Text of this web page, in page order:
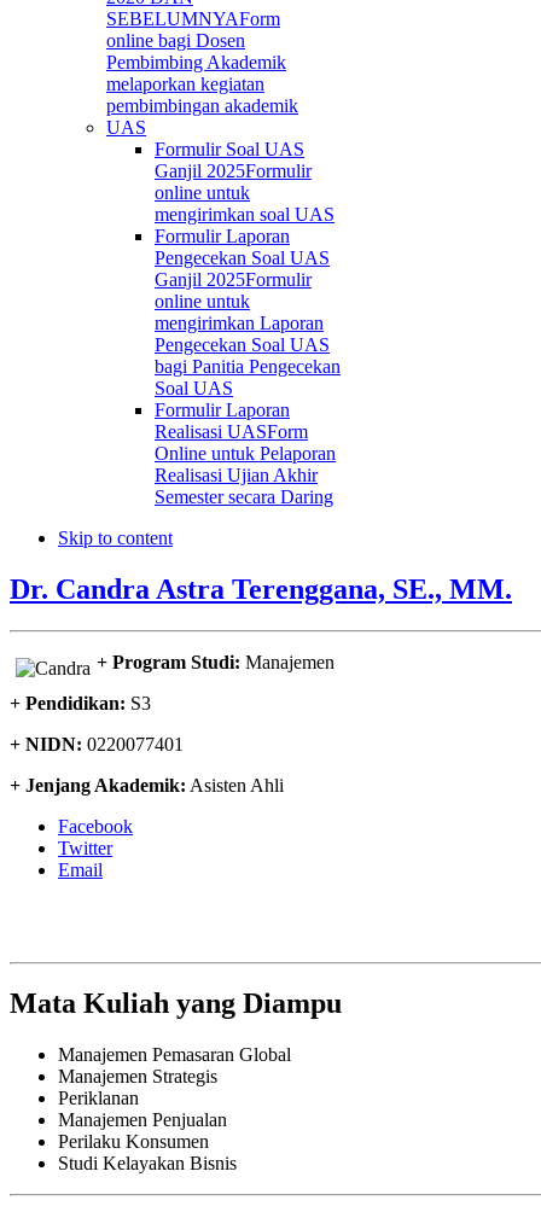
SEBELUMNYAForm
online bagi Dosen
Pembimbing Akademik
melaporkan kegiatan
pembimbingan akademik
UAS
Formulir Soal UAS
Ganjil 2025Formulir
online untuk
mengirimkan soal UAS
Formulir Laporan
Pengecekan Soal UAS
Ganjil 2025Formulir
online untuk
mengirimkan Laporan
Pengecekan Soal UAS
bagi Panitia Pengecekan
Soal UAS
Formulir Laporan
Realisasi UASForm
Online untuk Pelaporan
Realisasi Ujian Akhir
Semester secara Daring
Skip to content
Dr. Candra Astra Terenggana, SE., MM.
+ Program Studi: Manajemen
+ Pendidikan: S3
+ NIDN: 0220077401
+ Jenjang Akademik: Asisten Ahli
Facebook
Twitter
Email
Mata Kuliah yang Diampu
Manajemen Pemasaran Global
Manajemen Strategis
Periklanan
Manajemen Penjualan
Perilaku Konsumen
Studi Kelayakan Bisnis